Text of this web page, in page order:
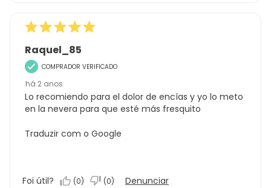
Raquel_85
COMPRADOR VERIFICADO
há 2 anos
Lo recomiendo para el dolor de encías y yo lo meto
en la nevera para que esté más fresquito
Traduzir com o Google
Foi útil? (0) (0) Denunciar